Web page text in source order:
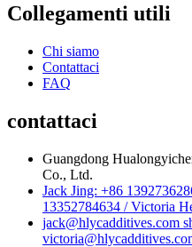
Collegamenti utili
Chi siamo
Contattaci
FAQ
contattaci
Guangdong
Co., Ltd.
Jack Jing: +86
13352784634 / Victoria
jack@hlycadditives.com